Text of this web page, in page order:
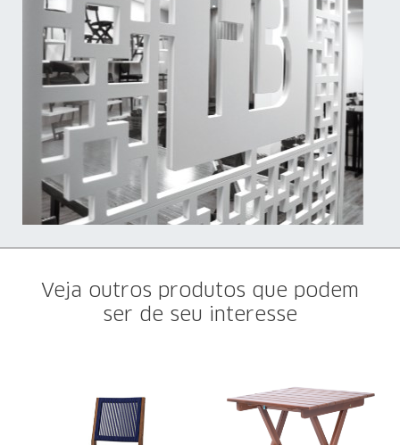
Veja outros produtos que podem
ser de seu interesse